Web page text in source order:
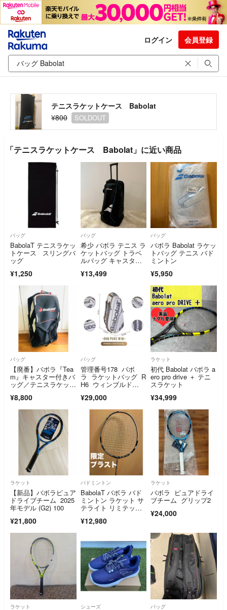
ログイン 会員登録
テニスラケットケース Babolat
¥800
SOLDOUT
「テニスラケットケース Babolat」に近い商品
バッグ
BabolaT テニスラケッ
トケース スリングバ
ッグ
¥1,250
バッグ
希少 バボラ テニス ラ
ケットバッグ トラベ
ルバッグ キャスター
¥13,499
バッグ
バボラ Babolat ラケッ
トバッグ テニス バド
ミントン
¥5,950
バッグ
【廃番】バボラ『Tea
m』キャスター付きバ
ッグ／テニスラケット
¥8,800
バッグ
管理番号178 バボ
ラ ラケットバッグ R
H6 ウィンブルド
ド
¥29,000
ラケット
初代 Babolat バボラ a
ero pro drive ＋ テニ
スラケット
¥34,999
ラケット
【新品】バボラピュア
ドライブチーム 2025
年モデル (G2) 100
¥21,800
バドミントン
BabolaT バボラ バド
ミントン ラケット サ
テライト リミテッ
¥12,980
ラケット
バボラ ピュアドライ
ブチーム グリップ2
¥24,000
ラケット シューズ バッグ